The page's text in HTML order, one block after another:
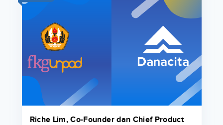
Riche Lim, Co-Founder dan Chief Product